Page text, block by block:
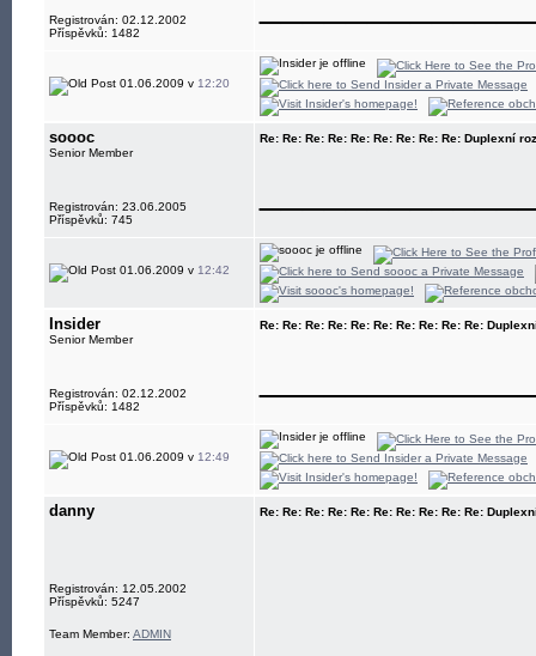
Registrován: 02.12.2002
Příspěvků: 1482
01.06.2009 v 12:20
soooc
Senior Member
Registrován: 23.06.2005
Příspěvků: 745
Re: Re: Re: Re: Re: Re: Re: Re: Re: Duplexní
01.06.2009 v 12:42
Insider
Senior Member
Registrován: 02.12.2002
Příspěvků: 1482
Re: Re: Re: Re: Re: Re: Re: Re: Re: Re:
01.06.2009 v 12:49
danny
Registrován: 12.05.2002
Příspěvků: 5247
Team Member: ADMIN
Re: Re: Re: Re: Re: Re: Re: Re: Re: Re: